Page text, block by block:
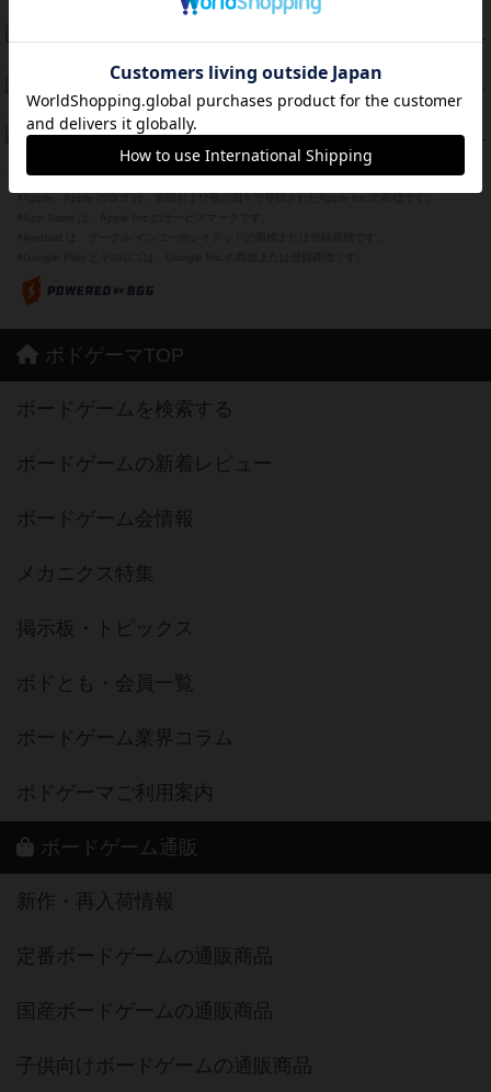
39 PT
PT
スーパーストア3000
紹介文なし 1件の投稿
37 PT
フリップ７：復讐心とともに
紹介文なし 2件の投稿
ボドゲーマTOP
ボードゲームを検索する
ボードゲームの新着レビュー
ボードゲーム会情報
メカニクス特集
掲示板・トピックス
ボドとも・会員一覧
ボードゲーム業界コラム
ボドゲーマご利用案内
ボードゲーム通販
新作・再入荷情報
定番ボードゲームの通販商品
国産ボードゲームの通販商品
子供向けボードゲームの通販商品